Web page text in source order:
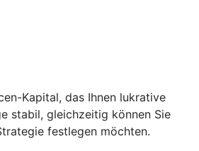
Kapital, das Ihnen lukrative
stabil, gleichzeitig können Sie
festlegen möchten.